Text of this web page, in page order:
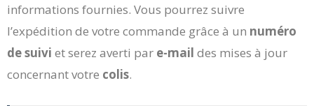
informations fournies. Vous pourrez suivre
l’expédition de votre commande grâce à un numéro
de suivi et serez averti par e-mail des mises à jour
concernant votre colis.